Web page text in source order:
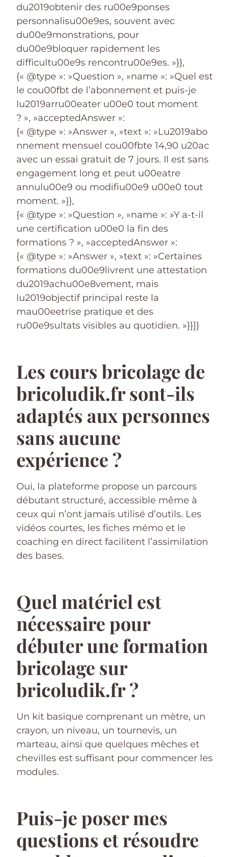
du2019obtenir des ru00e9ponses
personnalisu00e9es, souvent avec
du00e9monstrations, pour
du00e9bloquer rapidement les
difficultu00e9s rencontru00e9es. »}},
{« @type »: »Question », »name »: »Quel est
le cou00fbt de l’abonnement et puis-je
lu2019arru00eater u00e0 tout moment
? », »acceptedAnswer »:
{« @type »: »Answer », »text »: »Lu2019abo
nnement mensuel cou00fbte 14,90 u20ac
avec un essai gratuit de 7 jours. Il est sans
engagement long et peut u00eatre
annulu00e9 ou modifiu00e9 u00e0 tout
moment. »}},
{« @type »: »Question », »name »: »Y a-t-il
une certification u00e0 la fin des
formations ? », »acceptedAnswer »:
{« @type »: »Answer », »text »: »Certaines
formations du00e9livrent une attestation
du2019achu00e8vement, mais
lu2019objectif principal reste la
mau00eetrise pratique et des
ru00e9sultats visibles au quotidien. »}}]}
Les cours bricolage de
bricoludik.fr sont-ils
adaptés aux personnes
sans aucune
expérience ?
Oui, la plateforme propose un parcours
débutant structuré, accessible même à
ceux qui n’ont jamais utilisé d’outils. Les
vidéos courtes, les fiches mémo et le
coaching en direct facilitent l’assimilation
des bases.
Quel matériel est
nécessaire pour
débuter une formation
bricolage sur
bricoludik.fr ?
Un kit basique comprenant un mètre, un
crayon, un niveau, un tournevis, un
marteau, ainsi que quelques mèches et
chevilles est suffisant pour commencer les
modules.
Puis-je poser mes
questions et résoudre